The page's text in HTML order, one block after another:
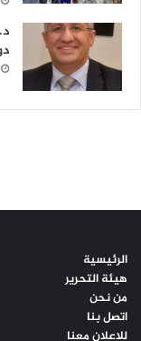
الرئيسية
هيئة التحرير
من نحن
اتصل بنا
للاعلان معنا